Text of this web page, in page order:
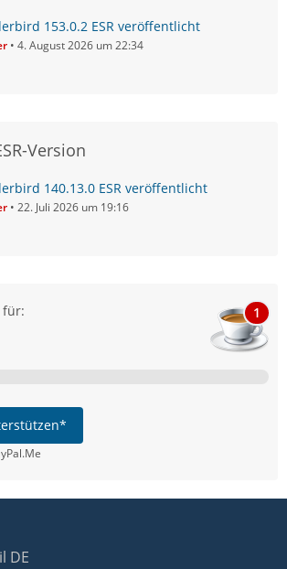
153.0.2 ESR veröffentlicht
4. August 2026 um 22:34
Version
140.13.0 ESR veröffentlicht
22. Juli 2026 um 19:16
für: 1
DE